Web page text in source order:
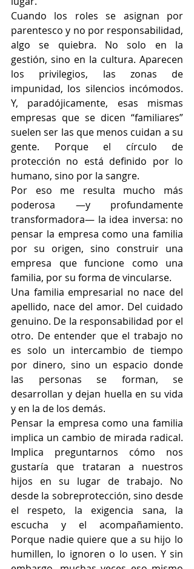
Cuando los roles se asignan por
parentesco y no por responsabilidad,
algo se quiebra. No solo en la
gestión, sino en la cultura. Aparecen
los privilegios, las zonas de
impunidad, los silencios incómodos.
Y, paradójicamente, esas mismas
empresas que se dicen “familiares”
suelen ser las que menos cuidan a su
gente. Porque el círculo de
protección no está definido por lo
humano, sino por la sangre.
Por eso me resulta mucho más
poderosa —y profundamente
transformadora— la idea inversa: no
pensar la empresa como una familia
por su origen, sino construir una
empresa que funcione como una
familia, por su forma de vincularse.
Una familia empresarial no nace del
apellido, nace del amor. Del cuidado
genuino. De la responsabilidad por el
otro. De entender que el trabajo no
es solo un intercambio de tiempo
por dinero, sino un espacio donde
las personas se forman, se
desarrollan y dejan huella en su vida
y en la de los demás.
Pensar la empresa como una familia
implica un cambio de mirada radical.
Implica preguntarnos cómo nos
gustaría que trataran a nuestros
hijos en su lugar de trabajo. No
desde la sobreprotección, sino desde
el respeto, la exigencia sana, la
escucha y el acompañamiento.
Porque nadie quiere que a su hijo lo
humillen, lo ignoren o lo usen. Y sin